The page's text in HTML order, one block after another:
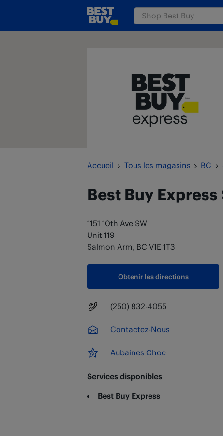
www.bestbuy.ca
Accueil Tous les magasins BC
Best Buy Express
1151 10th Ave SW
Unit 119
Salmon Arm, BC V1E 1T3
Obtenir les directions
Numéro principal
(250) 832-4055
Contactez-Nous
Aubaines Choc
Services disponibles
Best Buy Express